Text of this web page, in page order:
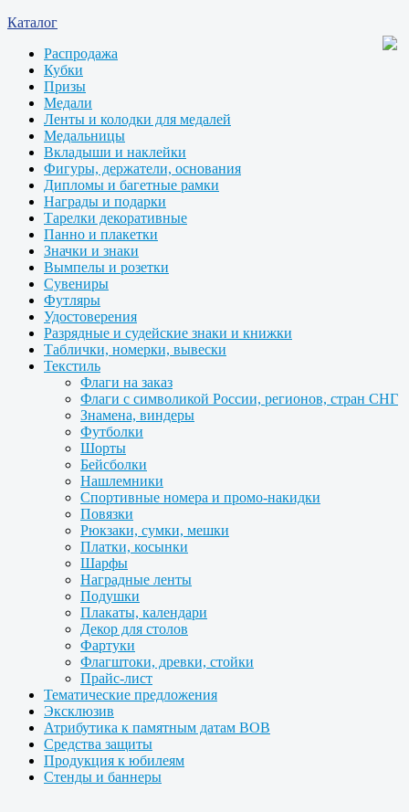
Каталог
Распродажа
Кубки
Призы
Медали
Ленты и колодки для медалей
Медальницы
Вкладыши и наклейки
Фигуры, держатели, основания
Дипломы и багетные рамки
Награды и подарки
Тарелки декоративные
Панно и плакетки
Значки и знаки
Вымпелы и розетки
Сувениры
Футляры
Удостоверения
Разрядные и судейские знаки и книжки
Таблички, номерки, вывески
Текстиль
Флаги на заказ
Флаги с символикой России, регионов, стран СНГ
Знамена, виндеры
Футболки
Шорты
Бейсболки
Нашлемники
Спортивные номера и промо-накидки
Повязки
Рюкзаки, сумки, мешки
Платки, косынки
Шарфы
Наградные ленты
Подушки
Плакаты, календари
Декор для столов
Фартуки
Флагштоки, древки, стойки
Прайс-лист
Тематические предложения
Эксклюзив
Атрибутика к памятным датам ВОВ
Средства защиты
Продукция к юбилеям
Стенды и баннеры